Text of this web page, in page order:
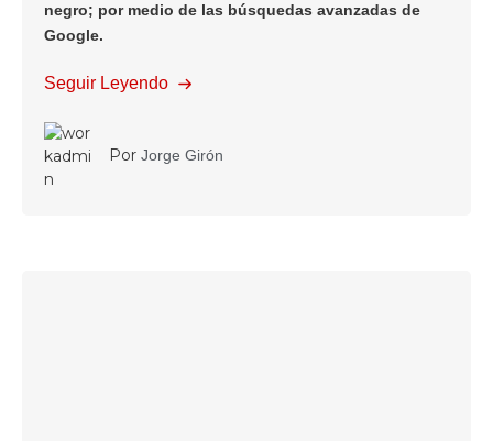
negro; por medio de las búsquedas avanzadas de
Google.
Seguir Leyendo
Por Jorge Girón